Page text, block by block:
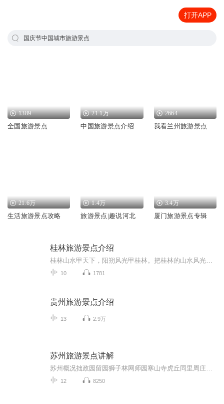
打开APP
国庆节中国城市旅游景点
1389
全国旅游景点
21.1万
中国旅游景点介绍
2664
我看兰州旅游景点
21.6万
生活旅游景点攻略
1.4万
旅游景点|趣说河北
3.4万
厦门旅游景点专辑
桂林旅游景点介绍
10 1781
贵州旅游景点介绍
13 2.9万
苏州旅游景点讲解
12 8250